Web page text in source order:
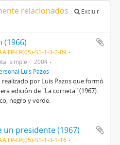
relacionados
Excluir
(1966)
FP-LP(05)-S1-1-3-2-09
simple
2004
Luis Pazos
por Luis Pazos que formó
edición de "La corneta" (1967).
negro y verde.
un presidente (1967)
FP-LP(05)-S1-1-3-1-16